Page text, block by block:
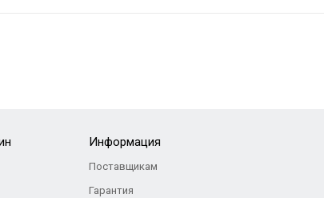
Информация
Поставщикам
Гарантия